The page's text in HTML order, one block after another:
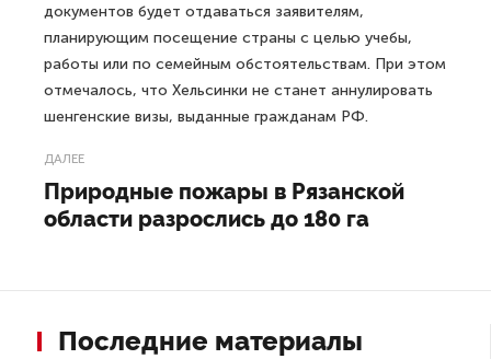
документов будет отдаваться заявителям,
планирующим посещение страны с целью учебы,
работы или по семейным обстоятельствам. При этом
отмечалось, что Хельсинки не станет аннулировать
шенгенские визы, выданные гражданам РФ.
ДАЛЕЕ
Природные пожары в Рязанской
области разрослись до 180 га
Последние материалы